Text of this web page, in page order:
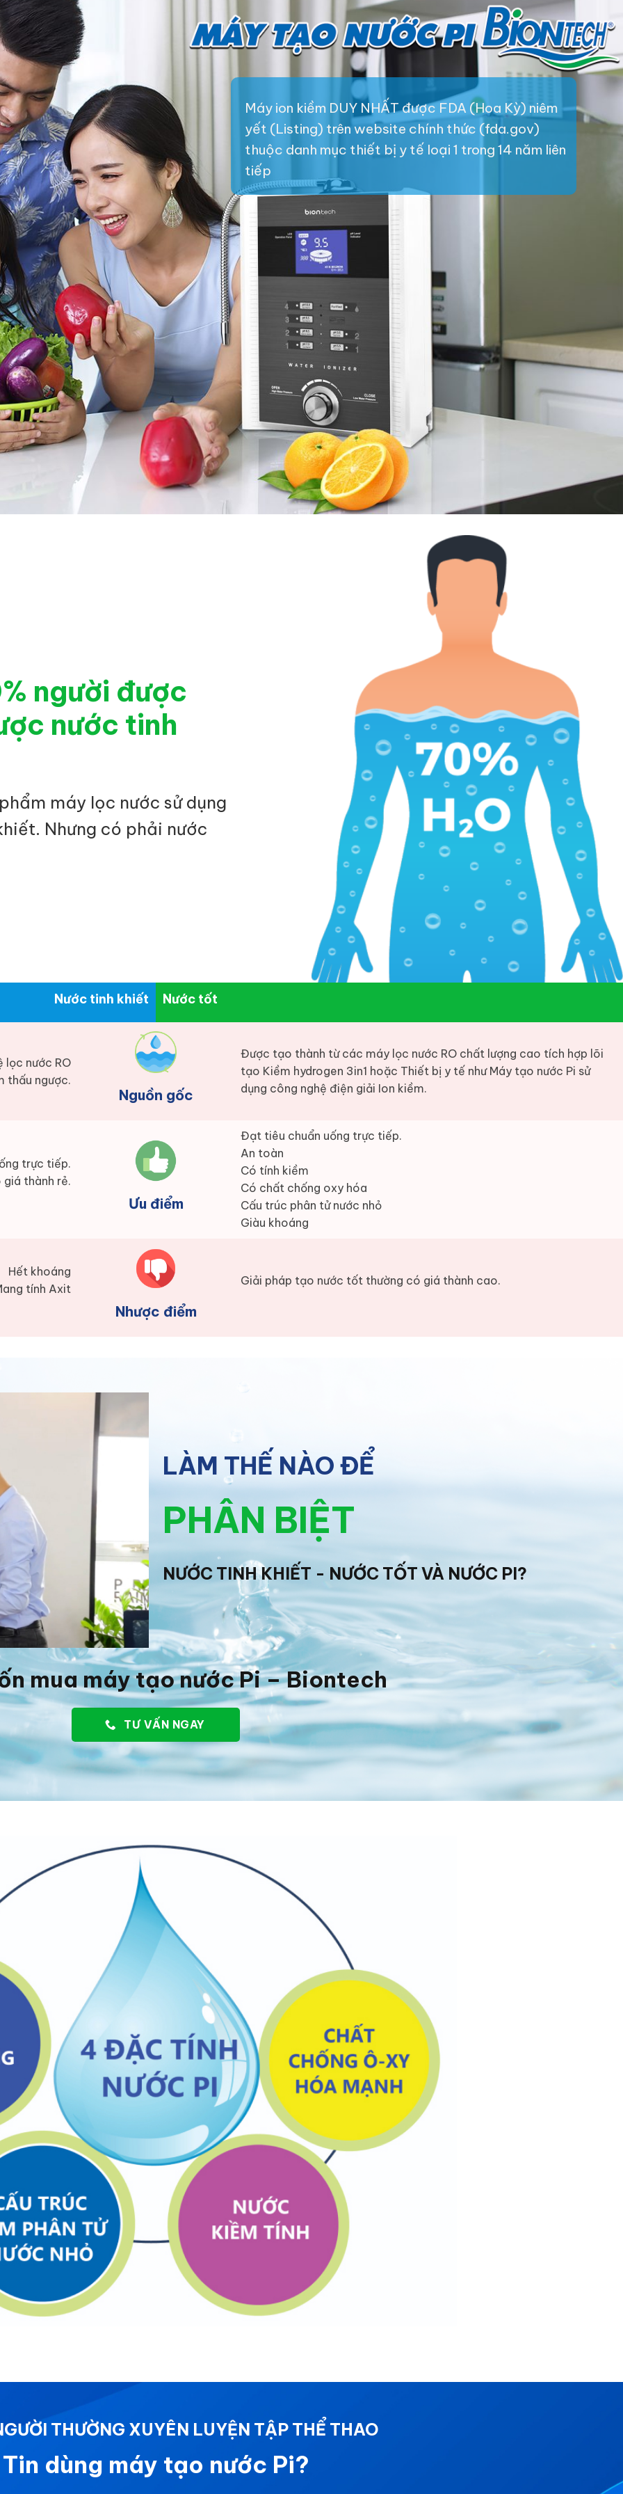
Máy ion kiềm DUY NHẤT được FDA (Hoa Kỳ) niêm
yết (Listing) trên website chính thức (fda.gov)
thuộc danh mục thiết bị y tế loại 1 trong 14 năm liên
tiếp
người được
nước tinh
máy lọc nước sử dụng
Nhưng có phải nước
Nước tinh khiết Nước tốt
lọc nước RO
thấu ngược.
Nguồn gốc
Được tạo thành từ các máy lọc nước RO chất lượng cao tích hợp lõi
tạo Kiềm hydrogen 3in1 hoặc Thiết bị y tế như Máy tạo nước Pi sử
dụng công nghệ điện giải Ion kiềm.
trực tiếp.
thành rẻ.
Ưu điểm
Đạt tiêu chuẩn uống trực tiếp.
An toàn
Có tính kiềm
Có chất chống oxy hóa
Cấu trúc phân tử nước nhỏ
Giàu khoáng
Hết khoáng
tính Axit
Nhược điểm
Giải pháp tạo nước tốt thường có giá thành cao.
LÀM THẾ NÀO ĐỂ
PHÂN BIỆT
NƯỚC TINH KHIẾT - NƯỚC TỐT VÀ NƯỚC PI?
mua máy tạo nước Pi – Biontech
TƯ VẤN NGAY
THƯỜNG XUYÊN LUYỆN TẬP THỂ THAO
Tin dùng máy tạo nước Pi?